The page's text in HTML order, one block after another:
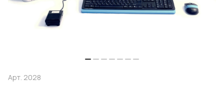
Арт. 2028